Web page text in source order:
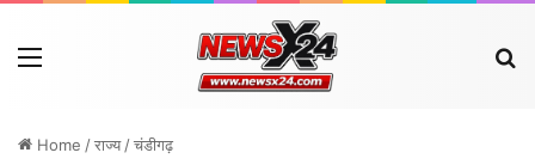
Menu
Home /राज्य /चंडीगढ़